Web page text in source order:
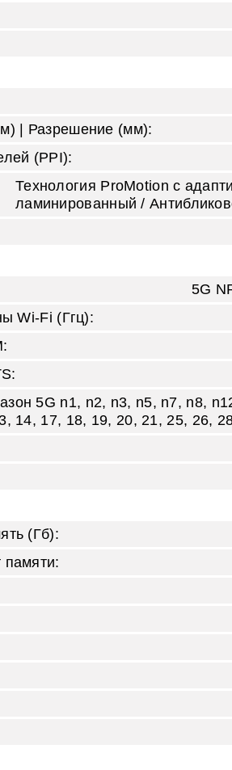
| Разрешение (мм):
(PPI):
Технология ProMotion с
ламинированный /
5G
Wi-Fi (Ггц):
5G n1, n2, n3, n5, n7, n8,
14, 17, 18, 19, 20, 21, 25, 26,
(Гб):
памяти: